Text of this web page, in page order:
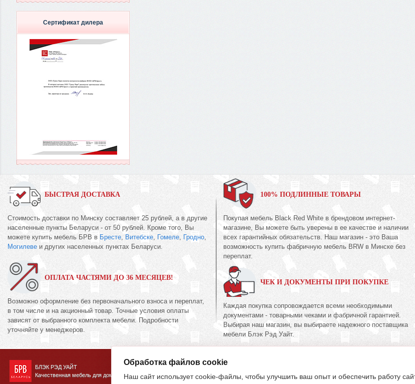
Сертификат дилера
БЫСТРАЯ ДОСТАВКА
Стоимость доставки по Минску составляет 25 рублей, а в другие
населенные пункты Беларуси - от 50 рублей. Кроме того, Вы
можете купить мебель БРВ в Бресте, Витебске, Гомеле, Гродно,
Могилеве и других населенных пунктах Беларуси.
ОПЛАТА ЧАСТЯМИ ДО 36 МЕСЯЦЕВ!
Возможно оформление без первоначального взноса и переплат,
в том числе и на акционный товар. Точные условия оплаты
зависят от выбранного комплекта мебели. Подробности
уточняйте у менеджеров.
100% ПОДЛИННЫЕ ТОВАРЫ
Покупая мебель Black Red White в брендовом интернет-
магазине, Вы можете быть уверены в ее качестве и наличии
всех гарантийных обязательств. Наш магазин - это Ваша
возможность купить фабричную мебель BRW в Минске без
переплат.
ЧЕК И ДОКУМЕНТЫ ПРИ ПОКУПКЕ
Каждая покупка сопровождается всеми необходимыми
документами - товарными чеками и фабричной гарантией.
Выбирая наш магазин, вы выбираете надежного поставщика
мебели Блэк Рэд Уайт.
БЛЭК РЭД УАЙТ
Качественная мебель для дома
Обработка файлов cookie
Наш сайт использует cookie-файлы, чтобы улучшить ваш опыт и обеспечить работу